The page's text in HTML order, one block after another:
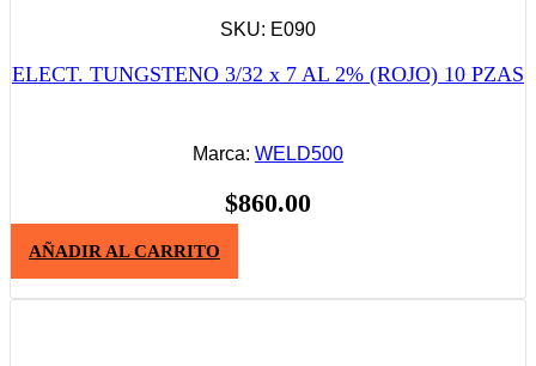
SKU: E090
ELECT. TUNGSTENO 3/32 x 7 AL 2% (ROJO) 10 PZAS
Marca: WELD500
$860.00
AÑADIR AL CARRITO